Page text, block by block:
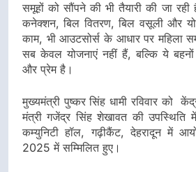
समूहों को सौंपने की भी तैयारी की जा रही
कनेक्शन, बिल वितरण, बिल वसूली और
काम, भी आउटसोर्स के आधार पर महिला
सब केवल योजनाएं नहीं हैं, बल्कि ये बहनों
और प्रेम है।
मुख्यमंत्री पुष्कर सिंह धामी रविवार को
मंत्री गजेंद्र सिंह शेखावत की उपस्थिति
कम्युनिटी हॉल, गढ़ीकैंट, देहरादून में
2025 में सम्मिलित हुए।